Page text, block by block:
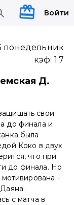
Войти
понедельник
кэф: 1.7
Д.
свои
до финала и
была
Коко в двух
что при
до финала. Но
-
с матча в